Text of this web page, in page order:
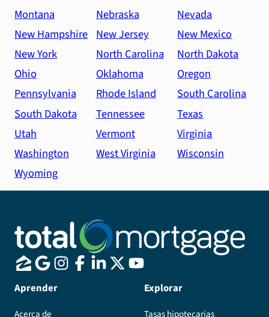
Montana
Nebraska
Nevada
New Hampshire New Jersey
New Mexico
New York
North Carolina
North Dakota
Ohio
Oklahoma
Oregon
Pennsylvania
Rhode Island
South Carolina
South Dakota
Tennessee
Texas
Utah
Vermont
Virginia
Washington
West Virginia
Wisconsin
Wyoming
Aprender
Acerca de
Explorar
Tasas hipotecarias